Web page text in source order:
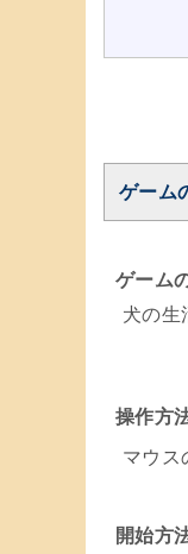
ゲーム
ゲーム
犬の生
操作方
マウス
開始方